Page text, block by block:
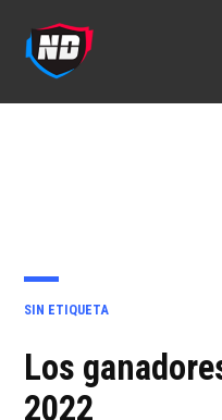
contenido
PUBLICADO
SIN ETIQUETA
Los
2022